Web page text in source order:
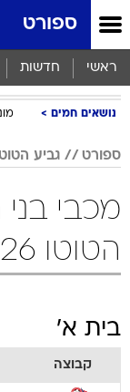
ספורט
ראשי חדשות
נושאים חמים
ספורט גביע הטוטו 2025/
מכבי בני
הטוטו 2025/26 כדורגל
בית א'
קבוצה